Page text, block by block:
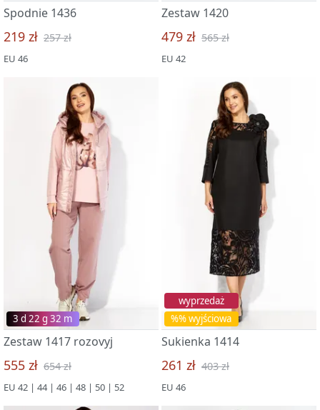
Spodnie 1436
219 zł 257 zł
EU 46
Zestaw 1420
479 zł 565 zł
EU 42
3 d 22 g 32 m
Zestaw 1417 rozovyj
555 zł 654 zł
EU 42 | 44 | 46 | 48 | 50 | 52
%% wyjściowa
wyprzedaż
Sukienka 1414
261 zł 403 zł
EU 46